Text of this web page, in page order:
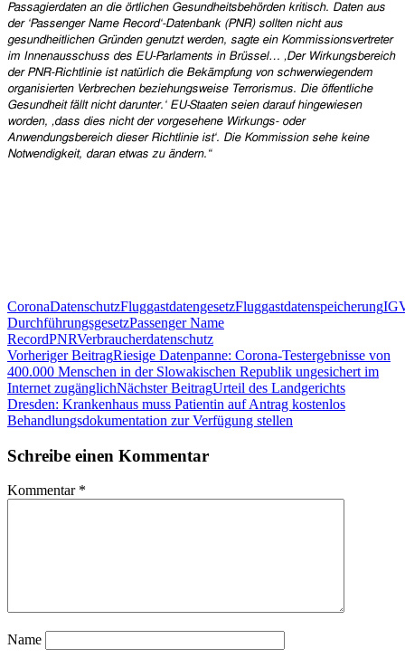
Passagierdaten an die örtlichen Gesundheitsbehörden kritisch. Daten aus
der ‘Passenger Name Record‘-Datenbank (PNR) sollten nicht aus
gesundheitlichen Gründen genutzt werden, sagte ein Kommissionsvertreter
im Innenausschuss des EU-Parlaments in Brüssel… ‚Der Wirkungsbereich
der PNR-Richtlinie ist natürlich die Bekämpfung von schwerwiegendem
organisierten Verbrechen beziehungsweise Terrorismus. Die öffentliche
Gesundheit fällt nicht darunter.‘ EU-Staaten seien darauf hingewiesen
worden, ‚dass dies nicht der vorgesehene Wirkungs- oder
Anwendungsbereich dieser Richtlinie ist‘. Die Kommission sehe keine
Notwendigkeit, daran etwas zu ändern.“
CoronaDatenschutzFluggastdatengesetzFluggastdatenspeicherung
DurchführungsgesetzPassenger Name
RecordPNRVerbraucherdatenschutz
Beitragsnavigation
Vorheriger BeitragRiesige Datenpanne: Corona-Testergebnisse von
400.000 Menschen in der Slowakischen Republik ungesichert im
Internet zugänglichNächster BeitragUrteil des Landgerichts
Dresden: Krankenhaus muss Patientin auf Antrag kostenlos
Behandlungsdokumentation zur Verfügung stellen
Schreibe einen Kommentar
Kommentar *
Name